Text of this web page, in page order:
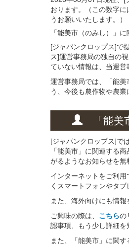
おります。（この数字
うお願いいたします。）
「能美市（のみし）」 に
[ジャパンクロップス]で
ス]運営事務局の独自の
ていない情報は、当運営
運営事務局では、「能
う、今後も農作物や農業
「能
[ジャパンクロップス]で
「能美市」に関連する
がるようなお知らせを無
インターネットをご利
くスマートフォンやタブ
また、海外向けにも情
ご興味の際は、 こちらの
認事項、もう少し詳細
また、「能美市」に関